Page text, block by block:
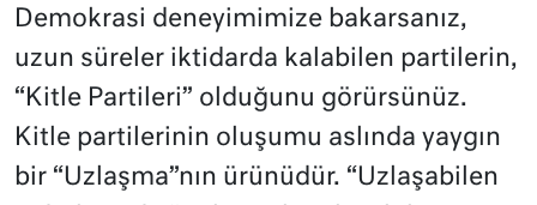
Demokrasi deneyimimize bakarsanız,
uzun süreler iktidarda kalabilen partilerin,
“Kitle Partileri” olduğunu görürsünüz.
Kitle partilerinin oluşumu aslında yaygın
bir “Uzlaşma”nın ürünüdür. “Uzlaşabilen